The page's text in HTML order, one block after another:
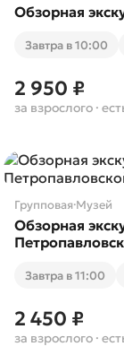
Обзорная
Завтра в 10:00
2 950 ₽
за взрослого ·
Групповая·Музей
Обзорная
Завтра в 11:00
2 450 ₽
за взрослого ·